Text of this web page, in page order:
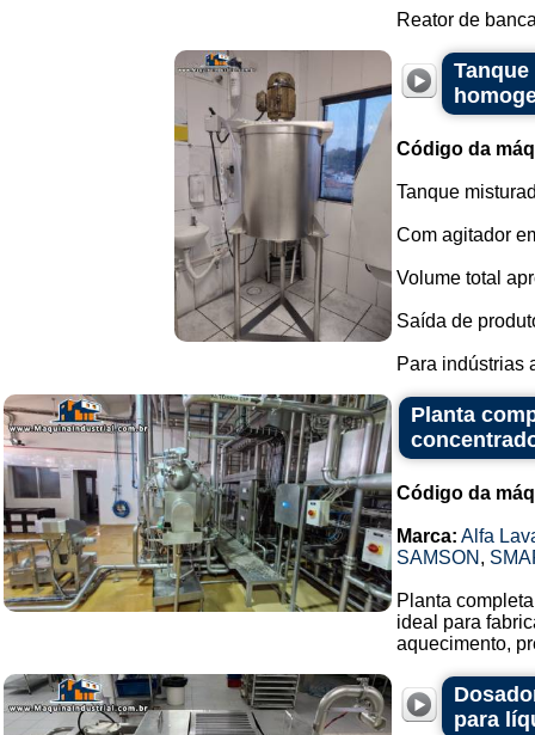
Reator de
Código da
Tanque
Com agitador
Volume total
Saída de
Para indústrias
Planta
Código da
Marca: Alfa
SAMSON ,
Planta
ideal para
aquecimento,
para